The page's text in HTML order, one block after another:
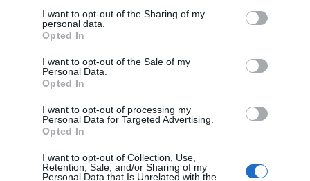
I want to opt-out of the Sharing of my
personal data.
Opted In
I want to opt-out of the Sale of my
Personal Data.
Opted In
I want to opt-out of processing my
Personal Data for Targeted Advertising.
Opted In
I want to opt-out of Collection, Use,
Retention, Sale, and/or Sharing of my
Personal Data that Is Unrelated with the